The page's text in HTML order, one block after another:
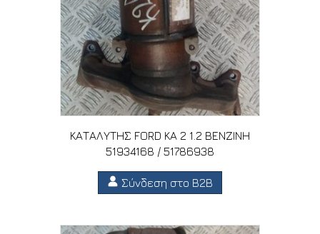
ΚΑΤΑΛΥΤΗΣ FORD KA 2 1.2 ΒΕΝΖΙΝΗ
51934168 / 51786938
Σύνδεση στο B2B